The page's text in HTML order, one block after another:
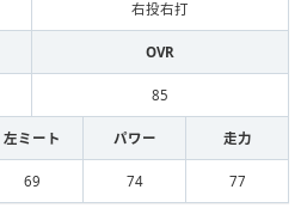
右投右打
OVR
85
左ミート パワー 走力
69 74 77